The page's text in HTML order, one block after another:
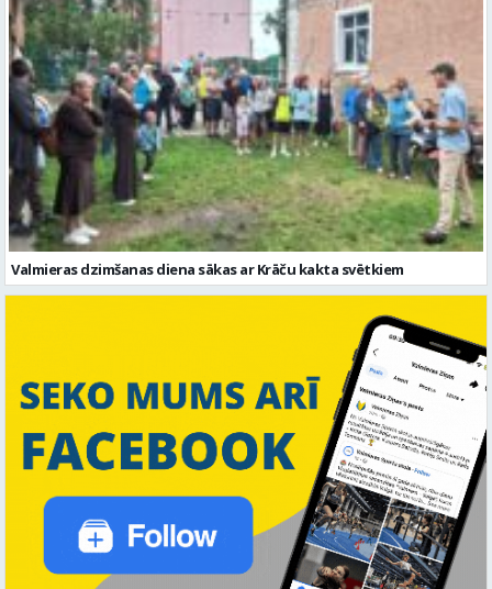
Valmieras dzimšanas diena sākas ar Krāču kakta svētkiem